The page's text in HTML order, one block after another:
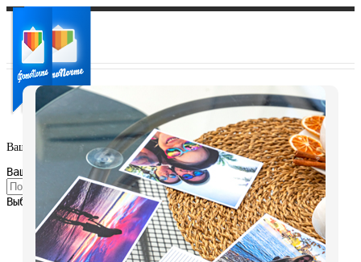
Ваш город:
Ваш регион доставки
Выберите из списка: